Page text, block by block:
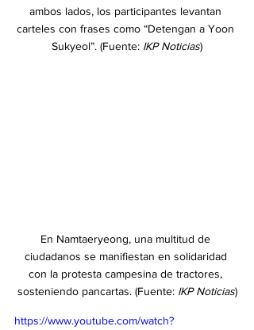
ambos lados, los participantes levantan
carteles con frases como “Detengan a Yoon
Sukyeol”. (Fuente: IKP Noticias)
En Namtaeryeong, una multitud de
ciudadanos se manifiestan en solidaridad
con la protesta campesina de tractores,
sosteniendo pancartas. (Fuente: IKP Noticias)
https://www.youtube.com/watch?